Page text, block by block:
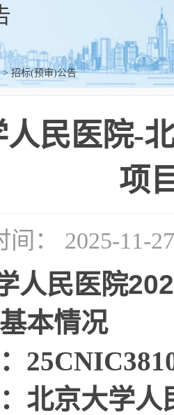
>招标(预审)公告
民医院-
项
间： 2025-11-
人民医院
本情况
北京大学人